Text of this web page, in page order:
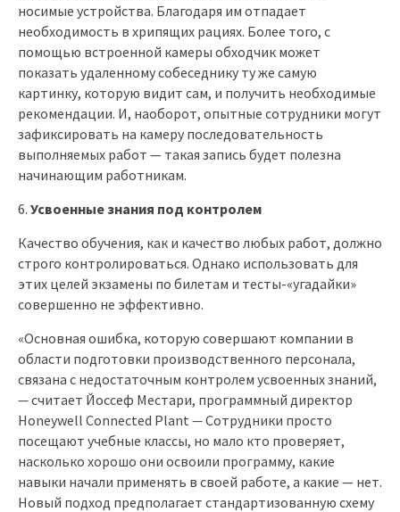
носимые устройства. Благодаря им отпадает
необходимость в хрипящих рациях. Более того, с
помощью встроенной камеры обходчик может
показать удаленному собеседнику ту же самую
картинку, которую видит сам, и получить необходимые
рекомендации. И, наоборот, опытные сотрудники могут
зафиксировать на камеру последовательность
выполняемых работ — такая запись будет полезна
начинающим работникам.
Усвоенные знания под контролем
Качество обучения, как и качество любых работ, должно
строго контролироваться. Однако использовать для
этих целей экзамены по билетам и тесты-«угадайки»
совершенно не эффективно.
«Основная ошибка, которую совершают компании в
области подготовки производственного персонала,
связана с недостаточным контролем усвоенных знаний,
—считает Йоссеф Местари, программный директор
Honeywell Connected Plant —Сотрудники просто
посещают учебные классы, но мало кто проверяет,
насколько хорошо они освоили программу, какие
навыки начали применять в своей работе, а какие — нет.
Новый подход предполагает стандартизованную схему